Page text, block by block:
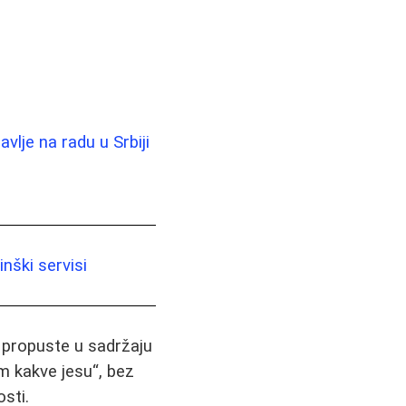
na radu u Srbiji
servisi
u sadržaju
kakve jesu“, bez